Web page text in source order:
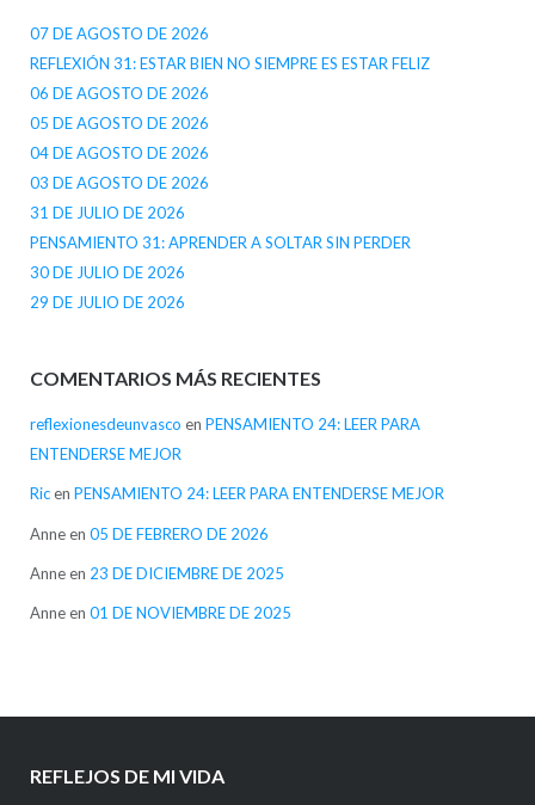
07 DE AGOSTO DE 2026
REFLEXIÓN 31: ESTAR BIEN NO SIEMPRE ES ESTAR FELIZ
06 DE AGOSTO DE 2026
05 DE AGOSTO DE 2026
04 DE AGOSTO DE 2026
03 DE AGOSTO DE 2026
31 DE JULIO DE 2026
PENSAMIENTO 31: APRENDER A SOLTAR SIN PERDER
30 DE JULIO DE 2026
29 DE JULIO DE 2026
COMENTARIOS MÁS RECIENTES
reflexionesdeunvasco en PENSAMIENTO 24: LEER PARA
ENTENDERSE MEJOR
Ricen PENSAMIENTO 24: LEER PARA ENTENDERSE MEJOR
Anneen 05 DE FEBRERO DE 2026
Anneen 23 DE DICIEMBRE DE 2025
Anneen 01 DE NOVIEMBRE DE 2025
REFLEJOS DE MI VIDA